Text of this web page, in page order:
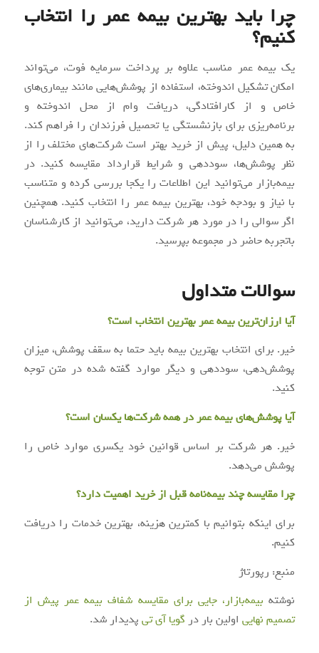
چرا باید بهترین بیمه عمر را انتخاب
کنیم؟
یک بیمه عمر مناسب علاوه بر پرداخت سرمایه فوت، می‌تواند
امکان تشکیل اندوخته، استفاده از پوشش‌هایی مانند بیماری‌های
خاص و از کارافتادگی، دریافت وام از محل اندوخته و
برنامه‌ریزی برای بازنشستگی یا تحصیل فرزندان را فراهم کند.
به همین دلیل، پیش از خرید بهتر است شرکت‌های مختلف را از
نظر پوشش‌ها، سوددهی و شرایط قرارداد مقایسه کنید. در
بیمه‌بازار می‌توانید این اطلاعات را یکجا بررسی کرده و متناسب
با نیاز و بودجه خود، بهترین بیمه عمر را انتخاب کنید. همچنین
اگر سوالی را در مورد هر شرکت دارید، می‌توانید از کارشناسان
باتجربه حاضر در مجموعه بپرسید.
سوالات متداول
آیا ارزان‌ترین بیمه عمر بهترین انتخاب است؟
خیر. برای انتخاب بهترین بیمه باید حتما به سقف پوشش، میزان
پوشش‌دهی، سوددهی و دیگر موارد گفته شده در متن توجه
کنید.
آیا پوشش‌های بیمه عمر در همه شرکت‌ها یکسان است؟
خیر. هر شرکت بر اساس قوانین خود یکسری موارد خاص را
پوشش می‌دهد.
چرا مقایسه چند بیمه‌نامه قبل از خرید اهمیت دارد؟
برای اینکه بتوانیم با کمترین هزینه، بهترین خدمات را دریافت
کنیم.
منبع: رپورتاژ
نوشته بیمه‌بازار، جایی برای مقایسه شفاف بیمه عمر پیش از
تصمیم نهاییاولین بار در گويا آی‌ تیپدیدار شد.